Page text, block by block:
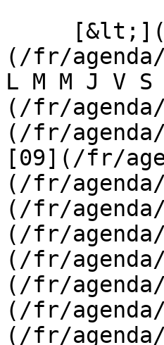
(/fr/
L M M J V
(/fr/
(/fr/
[09](/fr/
(/fr/
(/fr/
(/fr/
(/fr/
(/fr/
(/fr/
(/fr/